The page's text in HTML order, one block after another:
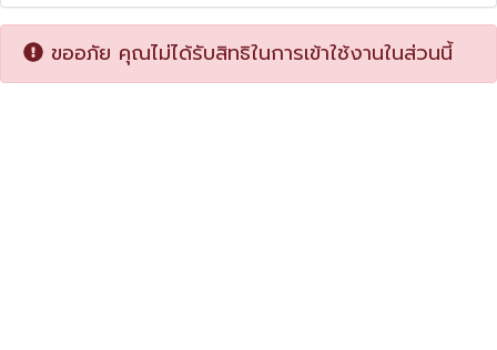
ขออภัย คุณไม่ได้รับสิทธิในการเข้าใช้งานในส่วนนี้